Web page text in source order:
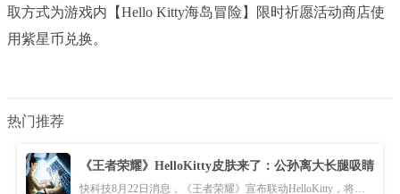
取方式为游戏内【Hello Kitty海岛冒险】限时祈愿活动商店使
用紫星币兑换。
热门推荐
《王者荣耀》HelloKitty皮肤来了：公孙离大长腿吸睛